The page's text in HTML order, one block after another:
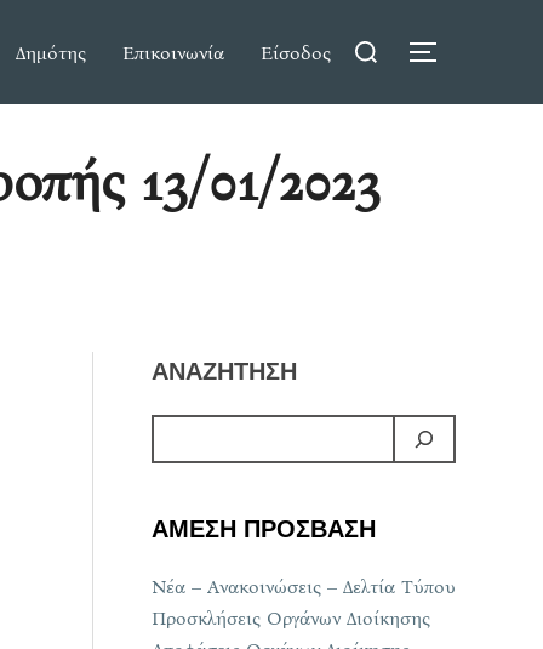
Δημότης Επικοινωνία Είσοδος
Search
TOGGLE
13/01/2023
ΑΝΑΖΗΤΗΣΗ
ΑΜΕΣΗ ΠΡΟΣΒΑΣΗ
Νέα – Ανακοινώσεις – Δελτία Τύπου
Προσκλήσεις Οργάνων Διοίκησης